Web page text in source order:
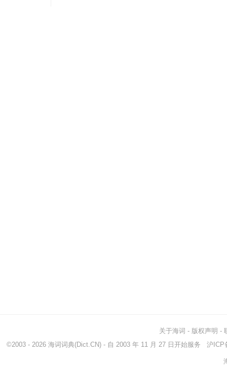
关于海词 - 版权声明 -
©2003 - 2026 海词词典(Dict.CN) - 自 2003 年 11 月 27 日开始服务 沪ICP